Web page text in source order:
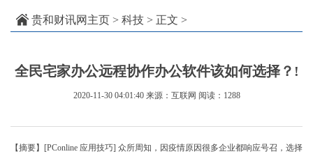
贵和财讯网主页 > 科技 > 正文 >
全民宅家办公远程协作办公软件该如何选择？!
2020-11-30 04:01:40 来源：互联网 阅读：1288
【摘要】[PConline 应用技巧] 众所周知，因疫情原因很多企业都响应号召，选择